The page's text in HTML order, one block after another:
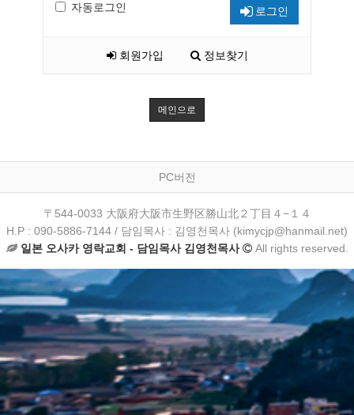
자동로그인 로그인
회원가입 정보찾기
메인으로
PC버전
〒544-0033 大阪府大阪市生野区勝山北２丁目４−１４
H.P : 090-5886-7144 / 담임목사 : 김영천목사 (kimycjp@hanmail.net)
일본 오사카 영락교회 - 담임목사 김영천목사
All rights reserved.